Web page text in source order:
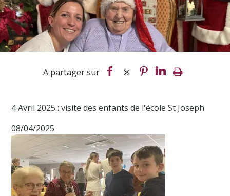
4 Avril 2025 : visite des enfants de l'école St Joseph
08/04/2025